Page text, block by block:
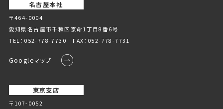
名古屋本社
〒464-0004
愛知県名古屋市千種区京命1丁⽬8番6号
TEL： 052-778-7730 FAX：052-778-7731
Googleマップ
東京支店
〒107-0052